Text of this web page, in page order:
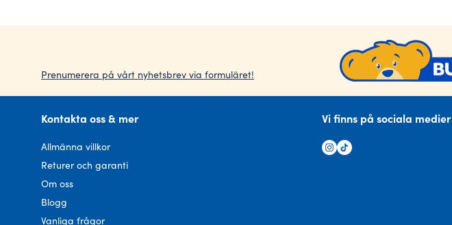
Prenumerera på vårt nyhetsbrev via formuläret!
Kontakta oss & mer
Allmänna villkor
Returer och garanti
Om oss
Blogg
Vanliga frågor
Vi finns på sociala medier